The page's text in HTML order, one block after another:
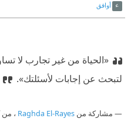
أوافق
«الحياة من غير تجارب لا
لتبحث عن إجابات لأسئلتك».
مشاركة من Raghda El-Rayes ، من